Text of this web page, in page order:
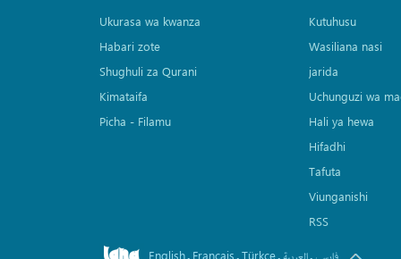
Ukurasa wa kwanza
Habari zote
Shughuli za Qurani
Kimataifa
Picha‎ - Filamu‎
Kutuhusu
Wasiliana nasi
jarida
Uchunguzi wa
Hali ya hewa
Hifadhi
Tafuta
Viunganishi
RSS
English. Français.Türkçe. .